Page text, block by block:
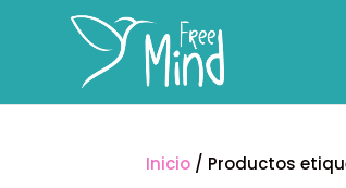
Inicio / Productos